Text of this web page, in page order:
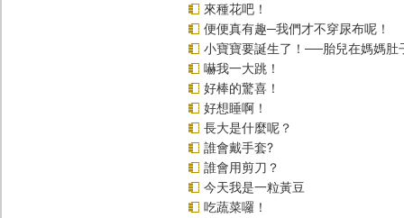
來種花吧！
便便真有趣─我們才不穿尿布呢！
小寶寶要誕生了！──胎兒在媽媽肚
嚇我一大跳！
好棒的驚喜！
好想睡啊！
長大是什麼呢？
誰會戴手套?
誰會用剪刀？
今天我是一粒黃豆
吃蔬菜囉！